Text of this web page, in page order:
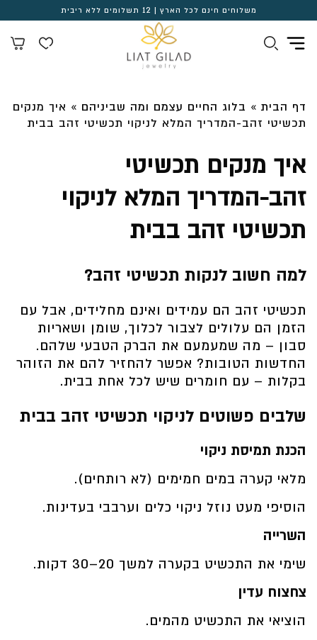
משלוחים חינם לכל הארץ | 12 תשלומים ללא ריבית
דף הבית » בלוג החיים עצמם ומה שביניהם » איך מנקים
תכשיטי זהב-המדריך המלא לניקוי תכשיטי זהב בבית
איך מנקים תכשיטי
זהב-המדריך המלא לניקוי
תכשיטי זהב בבית
למה חשוב לנקות תכשיטי זהב?
תכשיטי זהב הם עמידים ואינם מחלידים, אבל עם
הזמן הם עלולים לצבור לכלוך, שומן ושאריות
סבון – מה שמעמעם את הברק הטבעי שלהם.
החדשות הטובות? אפשר להחזיר להם את הזוהר
בקלות – עם חומרים שיש לכל אחת בבית.
שלבים פשוטים לניקוי תכשיטי זהב בבית
הכנת תמיסת ניקוי
מלאי קערה במים חמימים (לא רותחים).
הוסיפי מעט נוזל ניקוי כלים וערבבי בעדינות.
השרייה
שימי את התכשיט בקערה למשך 20–30 דקות.
צחצוח עדין
הוציאי את התכשיט מהמים.